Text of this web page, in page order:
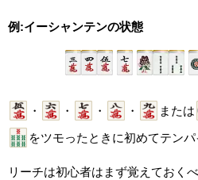
例:イーシャンテンの状態
・ ・ ・ ・ または
をツモったときに初めてテンパ
リーチは初心者はまず覚えておく